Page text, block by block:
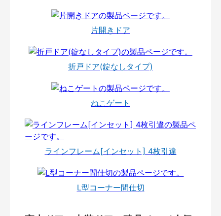
片開きドア
折戸ドア(錠なしタイプ)
ねこゲート
ラインフレーム[インセット] 4枚引違
L型コーナー間仕切